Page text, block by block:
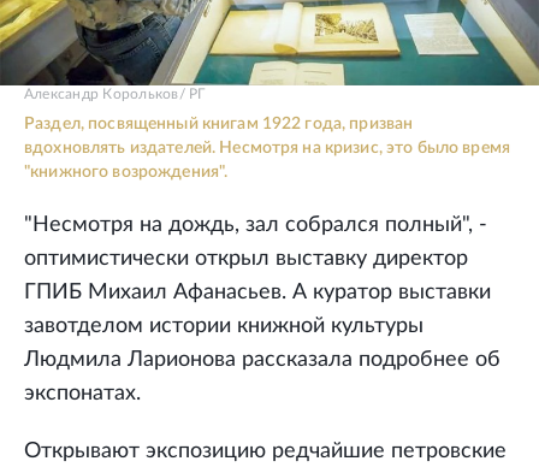
Александр Корольков/ РГ
Раздел, посвященный книгам 1922 года, призван
вдохновлять издателей. Несмотря на кризис, это было время
"книжного возрождения".
"Несмотря на дождь, зал собрался полный", -
оптимистически открыл выставку директор
ГПИБ Михаил Афанасьев. А куратор выставки
завотделом истории книжной культуры
Людмила Ларионова рассказала подробнее об
экспонатах.
Открывают экспозицию редчайшие петровские